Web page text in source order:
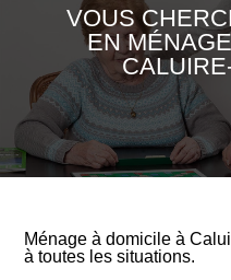
VOUS
EN
Ménage à domicile à
à toutes les situations.